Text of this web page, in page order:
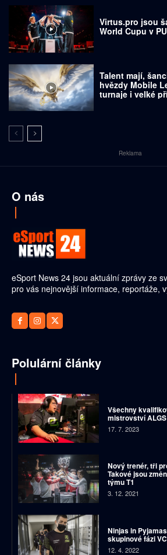
Virtus.pro jsou
World Cupu v
Talent mají,
hvězdy Mobile
turnaje i velké
Reklama
O nás
eSport News 24 jsou aktuální zprávy ze
pro vás nejnovější informace, reportáže,
Polulární články
Všechny
mistrovství
17. 7. 2023
Nový trenér, tři
Takové jsou
týmu T1
3. 12. 2021
Ninjas in
skupinové fázi
12. 4. 2022